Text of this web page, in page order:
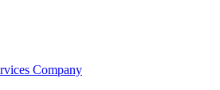
Company